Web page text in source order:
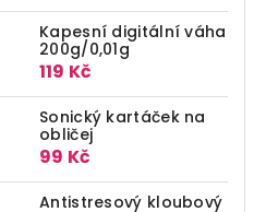
Kapesní digitální váha
200g/0,01g
119 Kč
Sonický kartáček na
obličej
99 Kč
Antistresový kloubový